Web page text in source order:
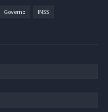
Governo INSS